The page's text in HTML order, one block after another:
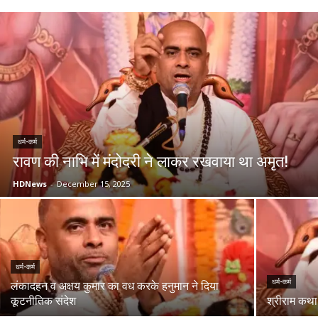
धर्म-कर्म
रावण की नाभि में मंदोदरी ने लाकर रखवाया था अमृत!
HDNews - December 15, 2025
धर्म-कर्म
लंकादहन व अक्षय कुमार का वध करके हनुमान ने दिया
कूटनीतिक संदेश
धर्म-कर्म
श्रीराम